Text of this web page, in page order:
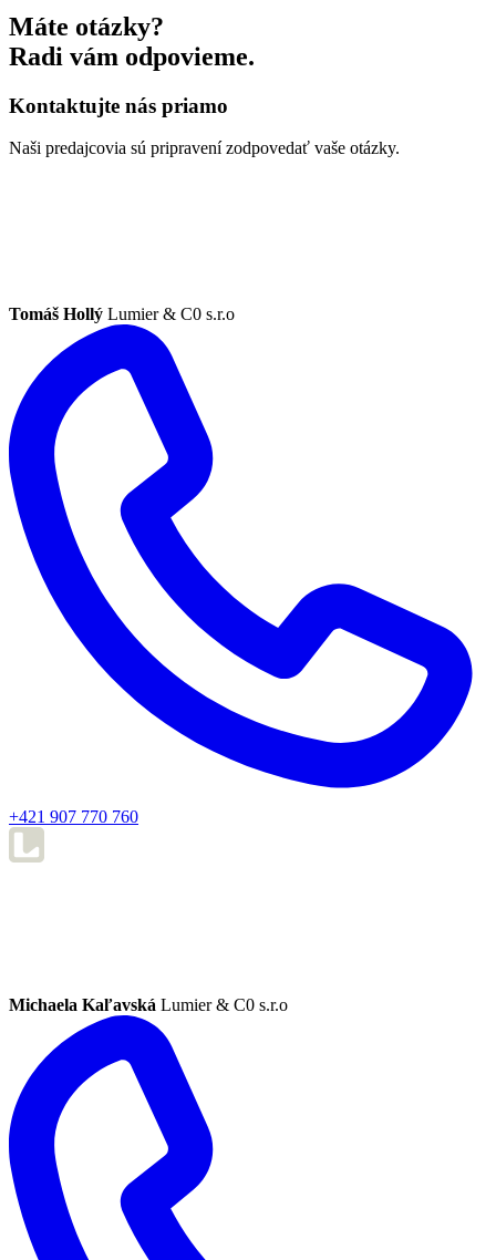
Máte otázky?
Radi vám odpovieme.
Kontaktujte nás priamo
Naši predajcovia sú pripravení zodpovedať vaše otázky.
Tomáš Hollý Lumier & C0 s.r.o
+421 907 770 760
Michaela Kaľavská Lumier & C0 s.r.o